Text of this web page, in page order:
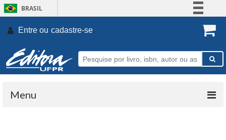
BRASIL
Participe
Entre ou cadastre-se.
Menu